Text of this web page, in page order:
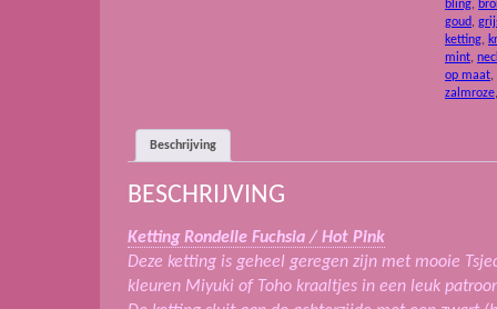
Pink
aantal
bling,
goud,
ketting,
mint,
op maat,
zalmroze
Beschrijving
BESCHRIJVING
Ketting Rondelle Fuchsia / Hot Pink
Deze ketting is geheel geregen zijn met mooie
kleuren Miyuki of Toho kraaltjes in een leuk